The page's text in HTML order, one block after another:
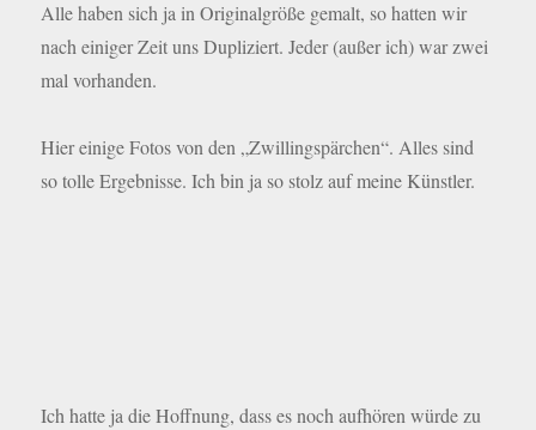
Alle haben sich ja in Originalgröße gemalt, so hatten wir
nach einiger Zeit uns Dupliziert. Jeder (außer ich) war zwei
mal vorhanden.
Hier einige Fotos von den „Zwillingspärchen“. Alles sind
so tolle Ergebnisse. Ich bin ja so stolz auf meine Künstler.
Ich hatte ja die Hoffnung, dass es noch aufhören würde zu